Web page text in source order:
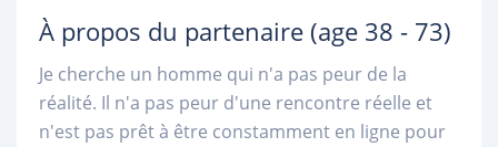
À propos du partenaire (age 38 - 73)
Je cherche un homme qui n'a pas peur de la
réalité. Il n'a pas peur d'une rencontre réelle et
n'est pas prêt à être constamment en ligne pour